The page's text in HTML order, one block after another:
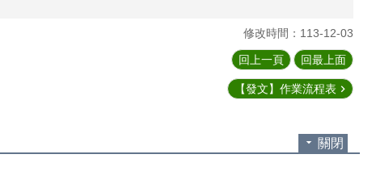
修改時間：113-12-03
回上一頁 回最上面
【發文】作業流程表
關閉